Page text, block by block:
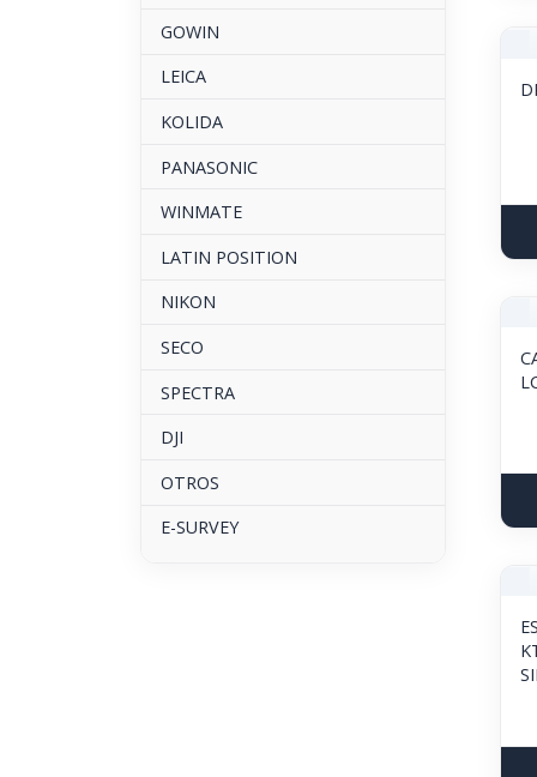
GOWIN
LEICA
KOLIDA
PANASONIC
WINMATE
LATIN POSITION
NIKON
SECO
SPECTRA
DJI
OTROS
E-SURVEY